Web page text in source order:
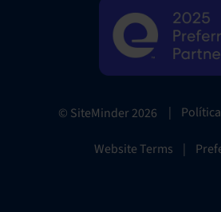
© SiteMinder2026 |
Website Terms |